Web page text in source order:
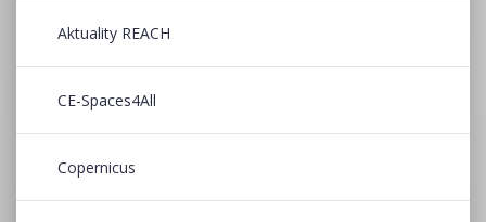
Aktuality REACH
CE-Spaces4All
Copernicus